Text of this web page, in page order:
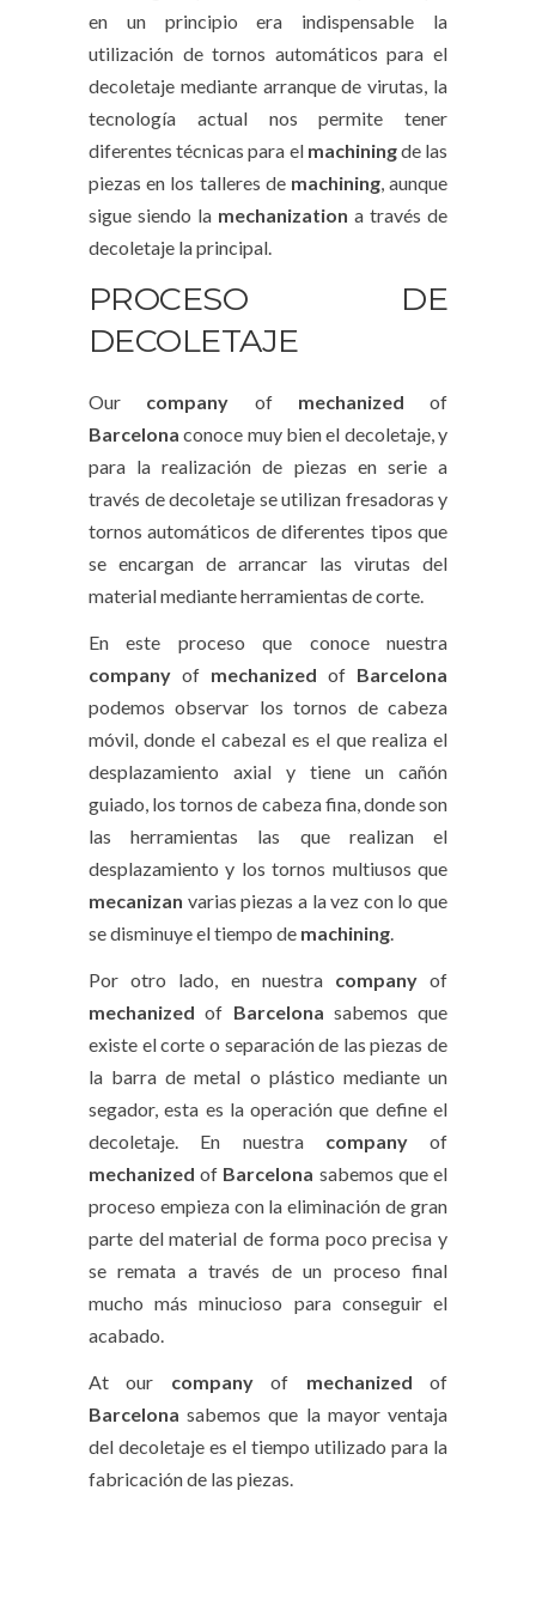
en un principio era indispensable la
utilización de tornos automáticos para el
decoletaje mediante arranque de virutas, la
tecnología actual nos permite tener
diferentes técnicas para el machiningde las
piezas en los talleres de machining, aunque
sigue siendo la mechanization a través de
decoletaje la principal.
PROCESO DE
DECOLETAJE
Our company of mechanized of
Barcelona conoce muy bien el decoletaje, y
para la realización de piezas en serie a
través de decoletaje se utilizan fresadoras y
tornos automáticos de diferentes tipos que
se encargan de arrancar las virutas del
material mediante herramientas de corte.
En este proceso que conoce nuestra
company of mechanized of Barcelona
podemos observar los tornos de cabeza
móvil, donde el cabezal es el que realiza el
desplazamiento axial y tiene un cañón
guiado, los tornos de cabeza fina, donde son
las herramientas las que realizan el
desplazamiento y los tornos multiusos que
mecanizan varias piezas a la vez con lo que
se disminuye el tiempo de machining.
Por otro lado, en nuestra companyof
mechanized of Barcelona sabemos que
existe el corte o separación de las piezas de
la barra de metal o plástico mediante un
segador, esta es la operación que define el
decoletaje. En nuestra companyof
mechanized of Barcelona sabemos que el
proceso empieza con la eliminación de gran
parte del material de forma poco precisa y
se remata a través de un proceso final
mucho más minucioso para conseguir el
acabado.
At our companyof mechanized of
Barcelona sabemos que la mayor ventaja
del decoletaje es el tiempo utilizado para la
fabricación de las piezas.